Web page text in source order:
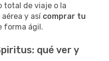
total de viaje o la
y así comprar tu
forma ágil.
qué ver y